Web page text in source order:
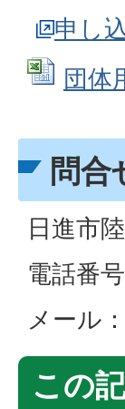
申し
団体
問合
日進市
電話番
メール
この